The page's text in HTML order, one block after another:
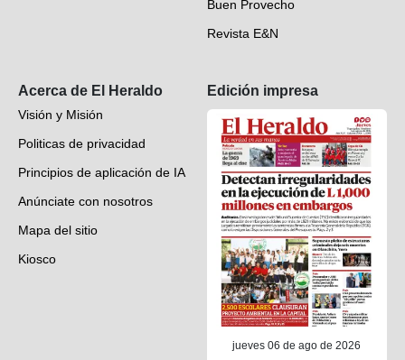
Buen Provecho
Revista E&N
Acerca de El Heraldo
Visión y Misión
Politicas de privacidad
Principios de aplicación de IA
Anúnciate con nosotros
Mapa del sitio
Kiosco
Edición impresa
jueves 06 de ago de 2026